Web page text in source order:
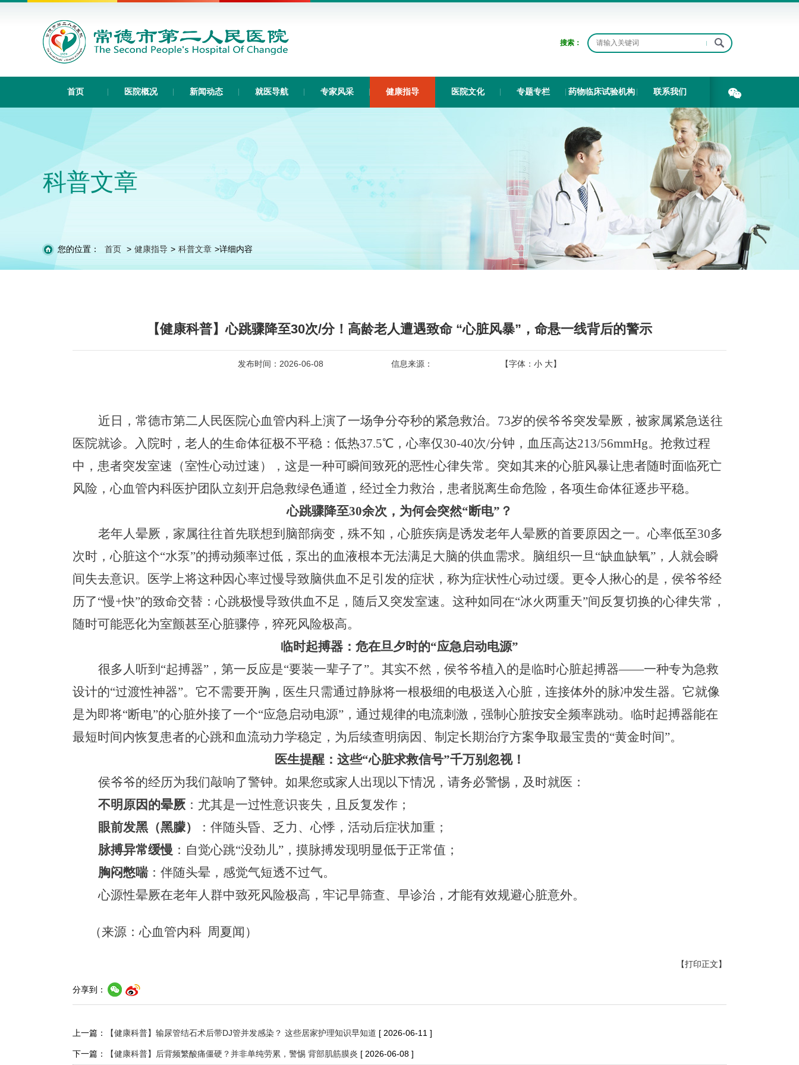
搜索：
首页 医院概况 新闻动态 就医导航 专家风采 健康指导 医院文化 专题专栏 药物临床试验机构 联系我们
科普文章
您的位置： 首页 > 健康指导 > 科普文章 >详细内容
【健康科普】心跳骤降至30次/分！高龄老人遭遇致命 “心脏风暴”，命悬一线背后的警示
发布时间：2026-06-08 信息来源： 【字体： 小 大】
近日， 常德市第二人民医院心血管内科上演了一场争分夺秒的紧急救治。 73岁的侯爷爷突发晕厥 ， 被家属紧急送往
医院就诊。入院时，老人的生命体征极不平稳：低热37.5℃ ，心率仅30-40次/分钟 ， 血 压高达213/56mmHg。抢救过程
中，患者突发室速（室性心动过速） ， 这是一种可瞬间致死的恶性心律失常。突如其来的心脏风暴让患者随时面临死亡
风险 ，心血管内科医护团队立刻开启急救绿色通道，经过全力救治，患者脱离生命危险，各项生命体征逐步平稳。
心跳骤降至30余次，为何会突然“断电”？
老年人晕厥，家属往往首先联想到脑部病变，殊不知，心脏疾病是诱发老年人晕厥的首要原因之一。心率低至30多
次时，心脏这个“水泵”的搏动频率过低，泵出的血液根本无法满足大脑的供血需求。脑组织一旦“缺血缺氧”，人就会瞬
间失去意识。医学上将这种因心率过慢导致脑供血不足引发的症状，称为症状性心动过缓。更令人揪心的是， 侯爷爷经
历了“慢+快”的致命交替：心跳极慢导致供血不足，随后又突发室速。这种如同在“冰火两重天”间反复切换的心律失常，
随时可能恶化为室颤甚至心脏骤停，猝死风险极高。
临时起搏器：危在旦夕时的“应急启动电源”
很多人听到 “起搏器”，第一反应是“要装一辈子了”。其实不然， 侯爷爷植入的是临时心脏起搏器——一种专为急救
设计的“过渡性神器”。它不需要开胸，医生只需通过静脉将一根极细的电极送入心脏，连接体外的脉冲发生器。它就像
是为即将“断电”的心脏外接了一个“应急启动电源”，通过规律的电流刺激，强制心脏按安全频率跳动。临时起搏器能在
最短时间内恢复患者的心跳和血流动力学稳定，为后续查明病因、制定长期治疗方案争取最宝贵的“黄金时间”。
医生提醒：这些“心脏求救信号”千万别忽视！
侯爷爷的经历为我们敲响了警钟。如果您或家人出现以下情况，请务必警惕，及时就医：
不明原因的晕厥 ：尤其是一过性意识丧失，且反复发作；
眼前发黑（黑朦）
：伴随头昏、乏力、心悸，活动后症状加重；
脉搏异常缓慢 ：自觉心跳“没劲儿”，摸脉搏发现明显低于正常值；
胸闷憋喘：伴随头晕，感觉气短透不过气。
心源性晕厥在老年人群中致死风险极高，牢记早筛查、早诊治 ， 才能有效规避心脏意外。
（来源：心血管内科 周夏闻）
【打印正文】
分享到：
上一篇： 【健康科普】输尿管结石术后带DJ管并发感染？ 这些居家护理知识早知道 [ 2026-06-11 ]
下一篇： 【健康科普】后背频繁酸痛僵硬？并非单纯劳累，警惕 背部肌筋膜炎 [ 2026-06-08 ]